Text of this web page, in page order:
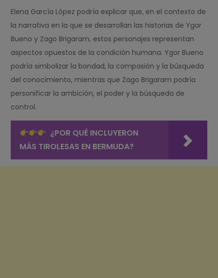
Elena García López podría explicar que, en el contexto de
la narrativa en la que se desarrollan las historias de Ygor
Bueno y Zago Brigaram, estos personajes representan
aspectos opuestos de la condición humana. Ygor Bueno
podría simbolizar la bondad, la compasión y la búsqueda
del conocimiento, mientras que Zago Brigaram podría
personificar la ambición, el poder y la búsqueda de
control.
¿POR QUÉ INCLUYERON
MÁS TIROLESAS EN BERMUDA?